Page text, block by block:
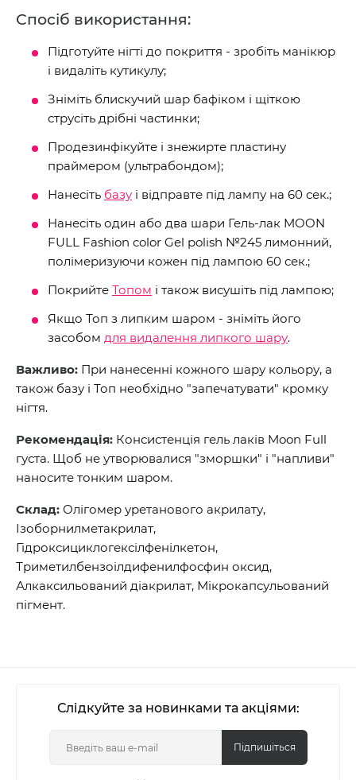
Спосіб використання:
Підготуйте нігті до покриття - зробіть манікюр
і видаліть кутикулу;
Зніміть блискучий шар бафіком і щіткою
струсіть дрібні частинки;
Продезинфікуйте і знежирте пластину
праймером (ультрабондом);
Нанесіть базу і відправте під лампу на 60 сек.;
Нанесіть один або два шари Гель-лак MOON
FULL Fashion color Gel polish №245 лимонний,
полімеризуючи кожен під лампою 60 сек.;
Покрийте Топом і також висушіть під лампою;
Якщо Топ з липким шаром - зніміть його
засобом для видалення липкого шару.
Важливо: При нанесенні кожного шару кольору, а
також базу і Топ необхідно "запечатувати" кромку
нігтя.
Рекомендація: Консистенція гель лаків Moon Full
густа. Щоб не утворювалися "зморшки" і "напливи"
наносите тонким шаром.
Склад: Олігомер уретанового акрилату,
Ізоборнилметакрилат,
Гідроксициклогексілфенілкетон,
Триметилбензоілдифенилфосфин оксид,
Алкаксильований діакрилат, Мікрокапсульований
пігмент.
Слідкуйте за новинками та акціями:
Підпишіться